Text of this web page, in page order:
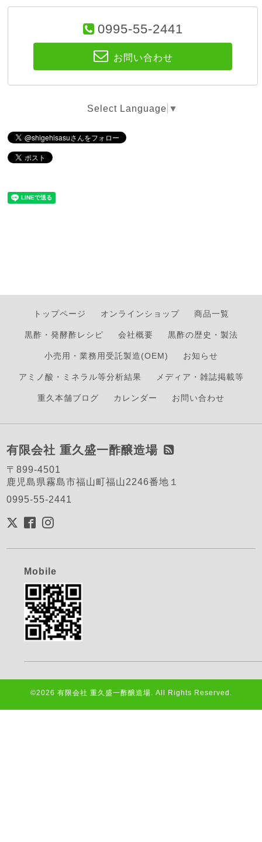
0995-55-2441
お問い合わせ
Select Language ▼
トップページ オンラインショップ 商品一覧
黒酢・発酵酢レシピ 会社概要 黒酢の歴史・製法
小売用・業務用受託製造(OEM) お知らせ
アミノ酸・ミネラル等分析結果 メディア・雑誌掲載等
重久本舗ブログ カレンダー お問い合わせ
有限会社 重久盛一酢醸造場
〒899-4501
鹿児島県霧島市福山町福山2246番地１
0995-55-2441
Mobile
©2026 有限会社 重久盛一酢醸造場. All Rights Reserved.